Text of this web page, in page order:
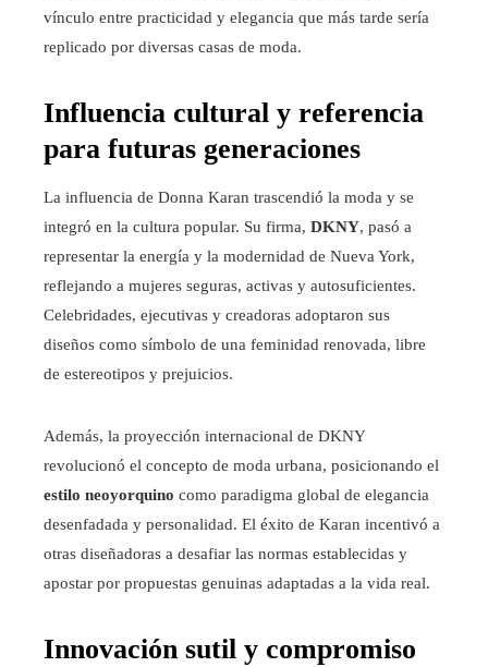
vínculo entre practicidad y elegancia que más tarde sería
replicado por diversas casas de moda.
Influencia cultural y referencia
para futuras generaciones
La influencia de Donna Karan trascendió la moda y se
integró en la cultura popular. Su firma, DKNY, pasó a
representar la energía y la modernidad de Nueva York,
reflejando a mujeres seguras, activas y autosuficientes.
Celebridades, ejecutivas y creadoras adoptaron sus
diseños como símbolo de una feminidad renovada, libre
de estereotipos y prejuicios.
Además, la proyección internacional de DKNY
revolucionó el concepto de moda urbana, posicionando el
estilo neoyorquino como paradigma global de elegancia
desenfadada y personalidad. El éxito de Karan incentivó a
otras diseñadoras a desafiar las normas establecidas y
apostar por propuestas genuinas adaptadas a la vida real.
Innovación sutil y compromiso